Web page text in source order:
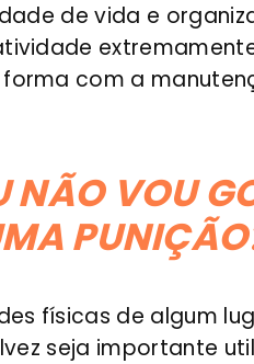
de vida e
com a
NÃO VOU
físicas de algum
seja importante